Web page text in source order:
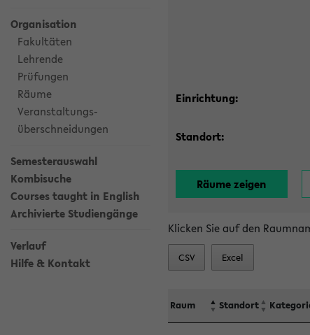
Organisation
Fakultäten
Lehrende
Prüfungen
Räume
Veranstaltungs-
überschneidungen
Semesterauswahl
Kombisuche
Courses taught in English
Archivierte Studiengänge
Verlauf
Hilfe & Kontakt
Einrichtung:
Standort:
Klicken Sie auf den
CSV Excel
Raum Standort